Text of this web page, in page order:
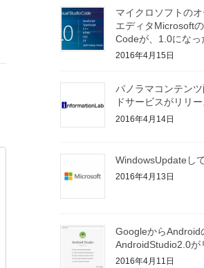
マイクロソフトの
エディタMicrosoft
Codeが、1.0になっ
2016年4月15日
パノラマコンテン
ドサービスがリリー
2016年4月14日
WindowsUpdateし
2016年4月13日
GoogleからAndroid
AndroidStudio2.0が
2016年4月11日